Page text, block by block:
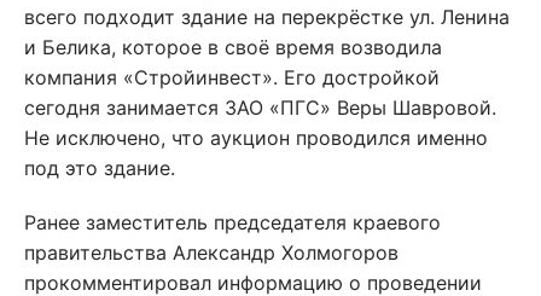
всего подходит здание на перекрёстке ул. Ленина
и Белика, которое в своё время возводила
компания «Стройинвест». Его достройкой
сегодня занимается ЗАО «ПГС» Веры Шавровой.
Не исключено, что аукцион проводился именно
под это здание.
Ранее заместитель председателя краевого
правительства Александр Холмогоров
прокомментировал информацию о проведении